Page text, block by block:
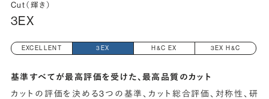
Cut（輝き）
3EX
EXCELLENT 3EX H&C EX 3EX H&C
基準すべてが最高評価を受けた、最高品質のカット
カットの評価を決める3つの基準、カット総合評価、対称性、研